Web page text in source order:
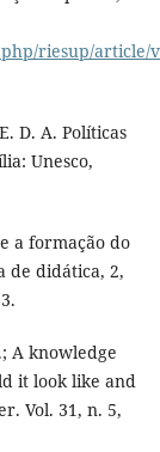
riesup/article/
D. A. Políticas
Unesco,
a formação do
de didática, 2,
A knowledge
it look like and
Vol. 31, n. 5,